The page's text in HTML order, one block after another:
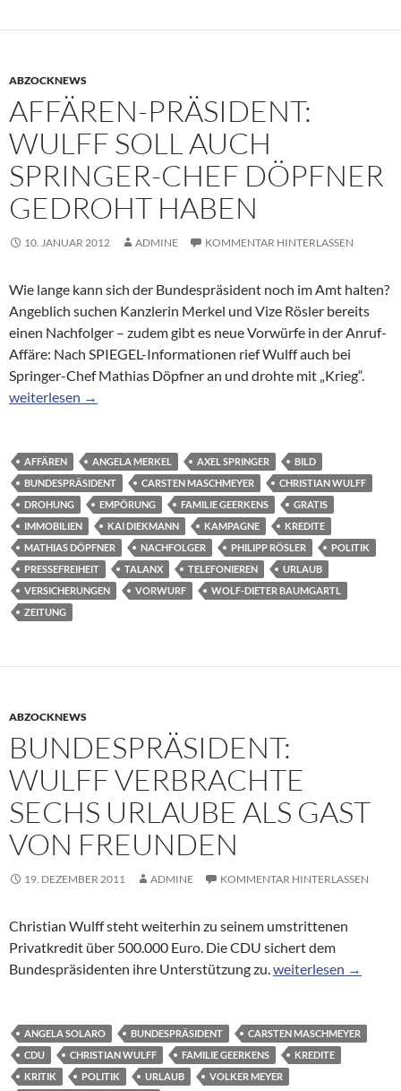
ABZOCKNEWS
AFFÄREN-PRÄSIDENT:
WULFF SOLL AUCH
SPRINGER-CHEF DÖPFNER
GEDROHT HABEN
10. JANUAR 2012 ADMINE KOMMENTAR HINTERLASSEN
Wie lange kann sich der Bundespräsident noch im Amt halten?
Angeblich suchen Kanzlerin Merkel und Vize Rösler bereits
einen Nachfolger – zudem gibt es neue Vorwürfe in der Anruf-
Affäre: Nach SPIEGEL-Informationen rief Wulff auch bei
Springer-Chef Mathias Döpfner an und drohte mit „Krieg“.
Affären-Präsident: Wulff soll auch Springer-Chef Döpfner
weiterlesen →
AFFÄREN ANGELA MERKEL AXEL SPRINGER
BILD
BUNDESPRÄSIDENT
CARSTEN MASCHMEYER
CHRISTIAN WULFF
DROHUNG
EMPÖRUNG FAMILIE GEERKENS
GRATIS
IMMOBILIEN
KAI DIEKMANN KAMPAGNE
KREDITE
MATHIAS DÖPFNER
NACHFOLGER PHILIPP RÖSLER
POLITIK
PRESSEFREIHEIT
TALANX TELEFONIEREN
URLAUB
VERSICHERUNGEN
VORWURF
WOLF-DIETER BAUMGARTL
ZEITUNG
ABZOCKNEWS
BUNDESPRÄSIDENT:
WULFF VERBRACHTE
SECHS URLAUBE ALS GAST
VON FREUNDEN
19. DEZEMBER 2011 ADMINE KOMMENTAR HINTERLASSEN
Christian Wulff steht weiterhin zu seinem umstrittenen
Privatkredit über 500.000 Euro. Die CDU sichert dem
Bundespräsidenten ihre Unterstützung zu.Bundespräsident:
weiterlesen →
ANGELA SOLARO BUNDESPRÄSIDENT
CARSTEN MASCHMEYER
CDU
CHRISTIAN WULFF FAMILIE GEERKENS
KREDITE
KRITIK
POLITIK URLAUB
VOLKER MEYER